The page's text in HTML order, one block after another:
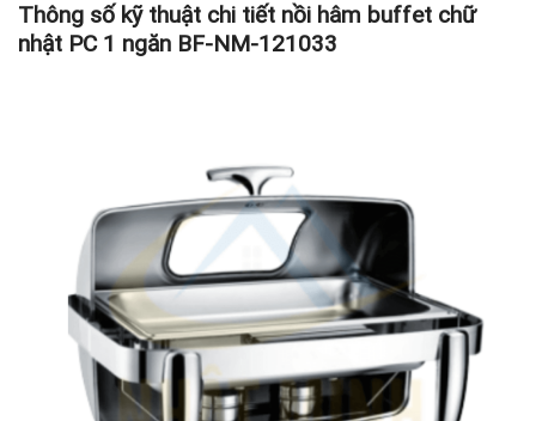
Thông số kỹ thuật chi tiết nồi hâm buffet chữ
nhật PC 1 ngăn BF-NM-121033